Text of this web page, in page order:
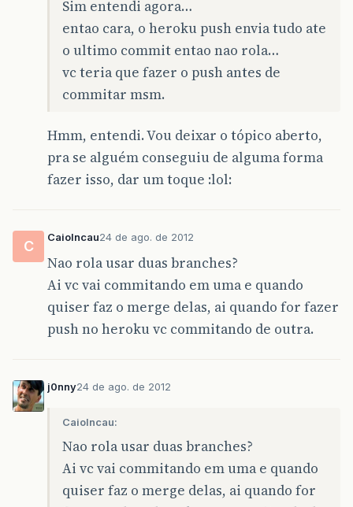
Sim entendi agora…
entao cara, o heroku push envia tudo ate
o ultimo commit entao nao rola…
vc teria que fazer o push antes de
commitar msm.
Hmm, entendi. Vou deixar o tópico aberto,
pra se alguém conseguiu de alguma forma
fazer isso, dar um toque :lol:
C
CaioIncau24 de ago. de 2012
Nao rola usar duas branches?
Ai vc vai commitando em uma e quando
quiser faz o merge delas, ai quando for fazer
push no heroku vc commitando de outra.
j0nny24 de ago. de 2012
CaioIncau:
Nao rola usar duas branches?
Ai vc vai commitando em uma e quando
quiser faz o merge delas, ai quando for